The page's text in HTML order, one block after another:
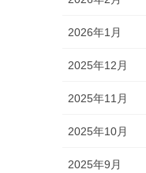
2026年1月
2025年12月
2025年11月
2025年10月
2025年9月